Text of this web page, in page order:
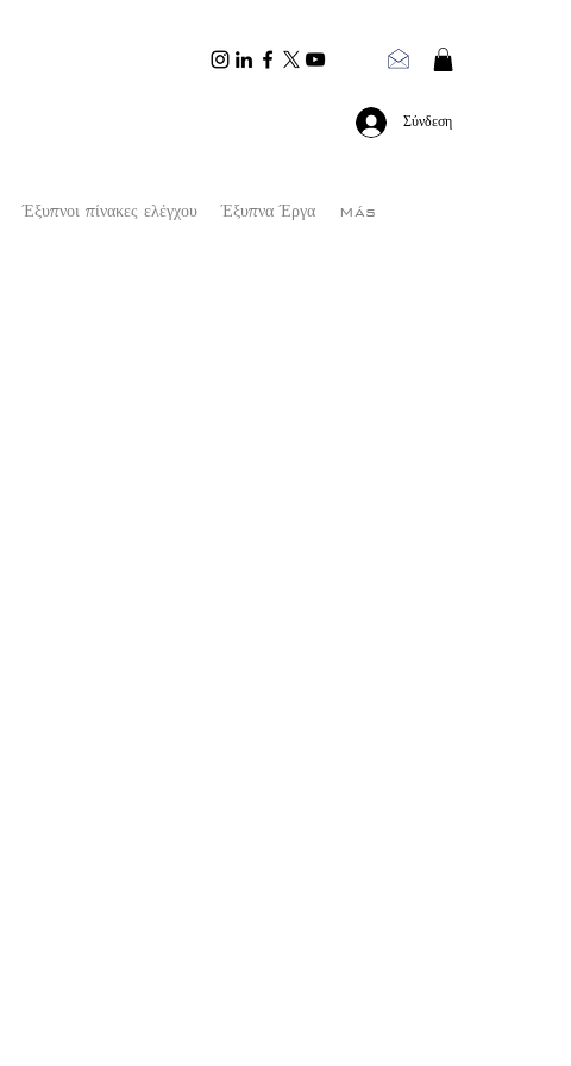
Σύνδεση
Έξυπνοι πίνακες ελέγχου Έξυπνα Έργα Más